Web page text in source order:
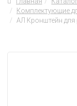
Комплектующие
АЛ Кронштейн